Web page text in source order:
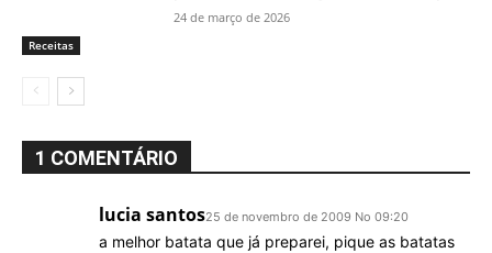
Receitas
24 de março de 2026
1 COMENTÁRIO
lucia santos25 de novembro de 2009 No 09:20
a melhor batata que já preparei, pique as batatas